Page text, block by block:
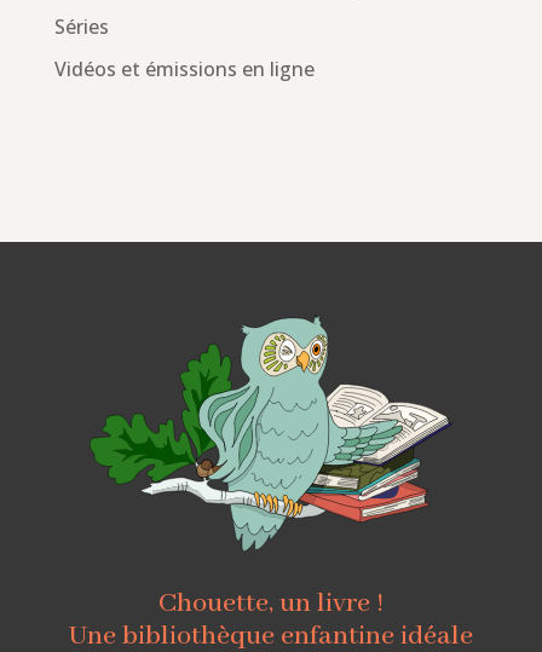
Séries
Vidéos et émissions en ligne
Chouette, un livre !
Une bibliothèque enfantine idéale